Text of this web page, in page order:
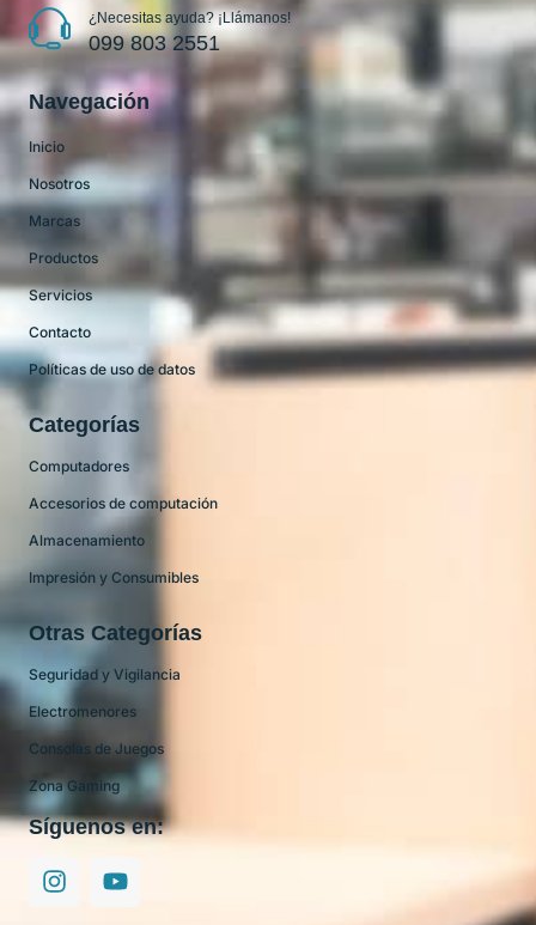
¿Necesitas ayuda? ¡Llámanos!
099 803 2551
Navegación
Inicio
Nosotros
Marcas
Productos
Servicios
Contacto
Políticas de uso de datos
Categorías
Computadores
Accesorios de computación
Almacenamiento
Impresión y Consumibles
Otras Categorías
Seguridad y Vigilancia
Electromenores
Consolas de Juegos
Zona Gaming
Síguenos en: